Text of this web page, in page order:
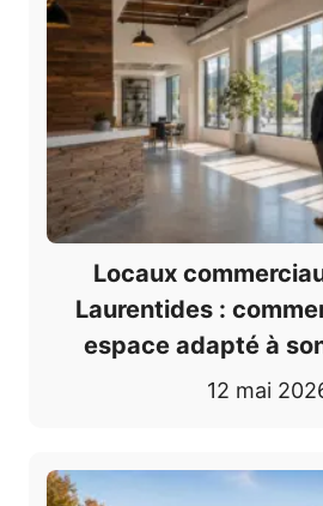
Locaux
Laurentides :
espace adapté à
12 mai